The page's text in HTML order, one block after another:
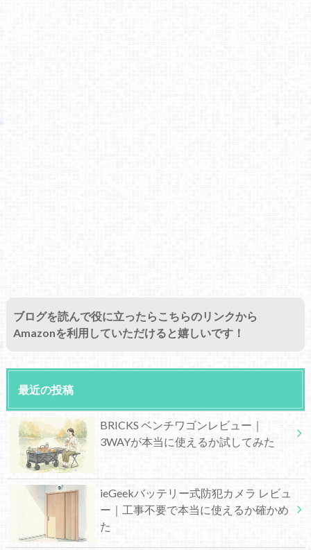
ブログを読んで役に立ったらこちらのリンクから
Amazonを利用していただけると嬉しいです！
最近の投稿
BRICKS ベンチワゴンレビュー｜
3WAYが本当に使えるか試してみた
ieGeekバッテリー式防犯カメラ レビュ
ー｜工事不要で本当に使えるか確かめ
た